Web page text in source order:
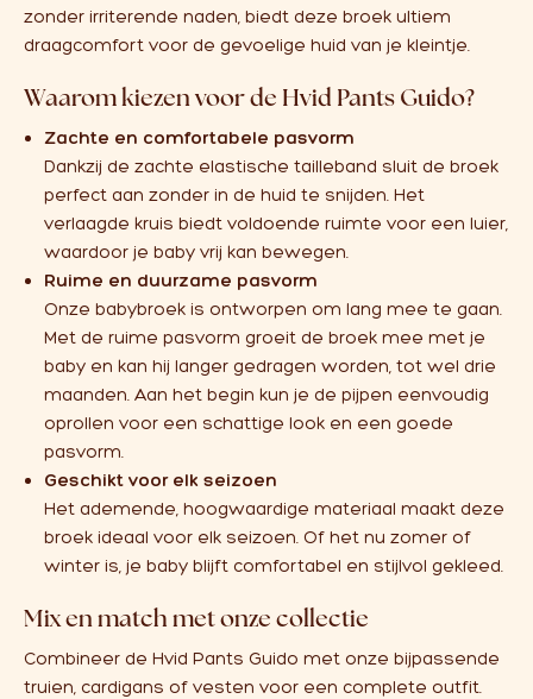
zonder irriterende naden, biedt deze broek ultiem
draagcomfort voor de gevoelige huid van je kleintje.
Waarom kiezen voor de Hvid Pants Guido?
Zachte en comfortabele pasvorm
Dankzij de zachte elastische tailleband sluit de broek
perfect aan zonder in de huid te snijden. Het
verlaagde kruis biedt voldoende ruimte voor een luier,
waardoor je baby vrij kan bewegen.
Ruime en duurzame pasvorm
Onze babybroek is ontworpen om lang mee te gaan.
Met de ruime pasvorm groeit de broek mee met je
baby en kan hij langer gedragen worden, tot wel drie
maanden. Aan het begin kun je de pijpen eenvoudig
oprollen voor een schattige look en een goede
pasvorm.
Geschikt voor elk seizoen
Het ademende, hoogwaardige materiaal maakt deze
broek ideaal voor elk seizoen. Of het nu zomer of
winter is, je baby blijft comfortabel en stijlvol gekleed.
Mix en match met onze collectie
Combineer de Hvid Pants Guido met onze bijpassende
truien, cardigans of vesten voor een complete outfit.